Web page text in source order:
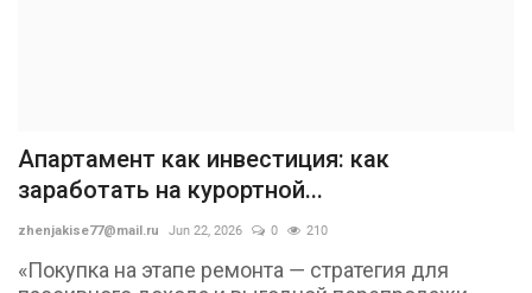
Апартамент как инвестиция: как
заработать на курортной...
zhenjakise77@mail.ru Jun 22, 2026 0 210
«Покупка на этапе ремонта — стратегия для